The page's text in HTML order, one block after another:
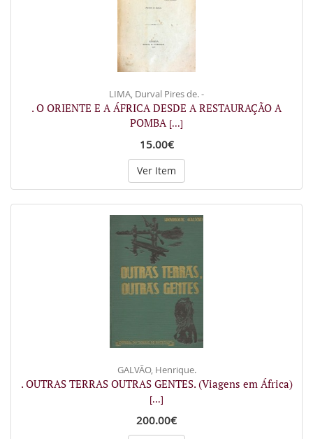
LIMA, Durval Pires de. -
. O ORIENTE E A ÁFRICA DESDE A RESTAURAÇÃO A
POMBA [...]
15.00€
Ver Item
GALVÃO, Henrique.
. OUTRAS TERRAS OUTRAS GENTES. (Viagens em África)
[...]
200.00€